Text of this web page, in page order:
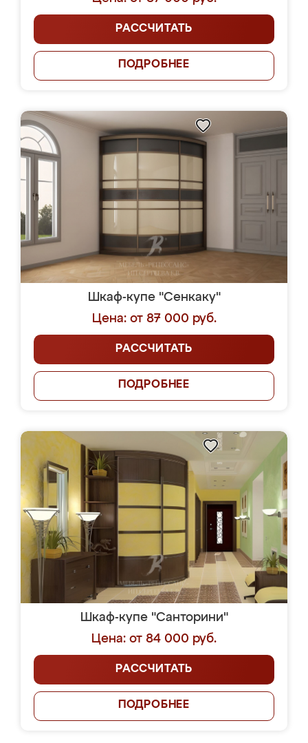
РАССЧИТАТЬ
ПОДРОБНЕЕ
Шкаф-купе "Сенкаку"
Цена: от 87 000 руб.
РАССЧИТАТЬ
ПОДРОБНЕЕ
Шкаф-купе "Санторини"
Цена: от 84 000 руб.
РАССЧИТАТЬ
ПОДРОБНЕЕ